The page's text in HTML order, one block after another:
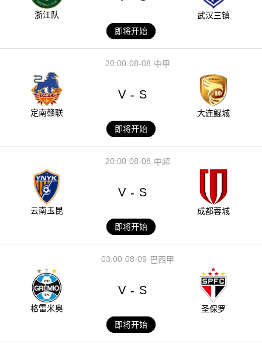
浙江队
武汉三镇
即将开始
08-08
20:00 中甲
定南赣联
V - S
大连鲲城
即将开始
08-08
20:00 中超
云南玉昆
V - S
成都蓉城
即将开始
08-09
03:00 巴西甲
格雷米奥
V - S
圣保罗
即将开始